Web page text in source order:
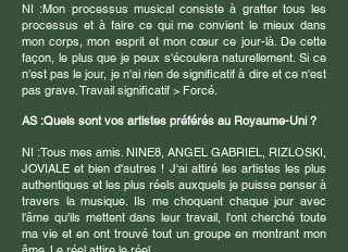
NI :Mon processus musical consiste à gratter tous les
processus et à faire ce qui me convient le mieux dans
mon corps, mon esprit et mon cœur ce jour-là. De cette
façon, le plus que je peux s'écoulera naturellement. Si ce
n'est pas le jour, je n'ai rien de significatif à dire et ce n'est
pas grave. Travail significatif > Forcé.
AS :Quels sont vos artistes préférés au Royaume-Uni ?
NI :Tous mes amis. NINE8, ANGEL GABRIEL, RIZLOSKI,
JOVIALE et bien d'autres ! J'ai attiré les artistes les plus
authentiques et les plus réels auxquels je puisse penser à
travers la musique. Ils me choquent chaque jour avec
l'âme qu'ils mettent dans leur travail, l'ont cherché toute
ma vie et en ont trouvé tout un groupe en montrant mon